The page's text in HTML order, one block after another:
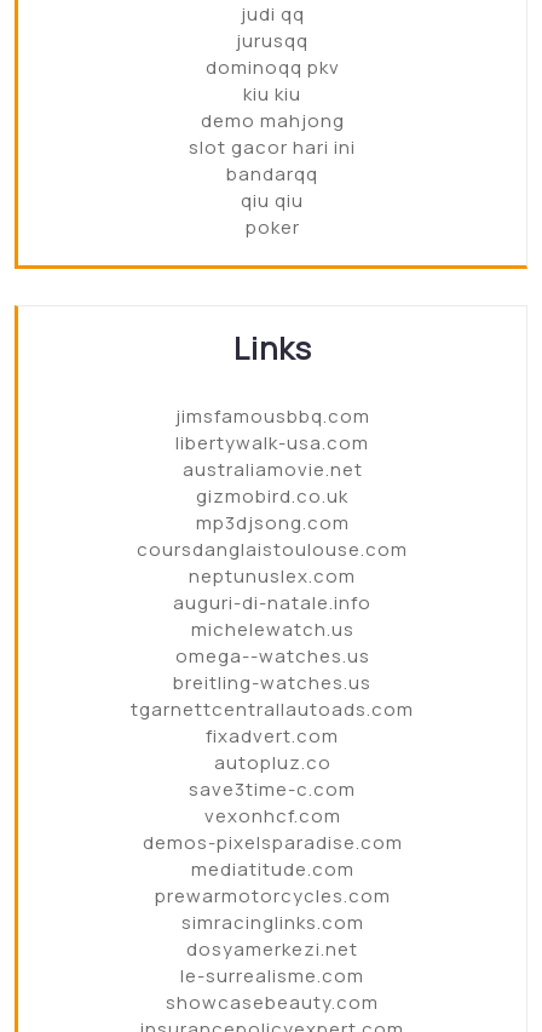
judi qq
jurusqq
dominoqq pkv
kiu kiu
demo mahjong
slot gacor hari ini
bandarqq
qiu qiu
poker
Links
jimsfamousbbq.com
libertywalk-usa.com
australiamovie.net
gizmobird.co.uk
mp3djsong.com
coursdanglaistoulouse.com
neptunuslex.com
auguri-di-natale.info
michelewatch.us
omega--watches.us
breitling-watches.us
tgarnettcentrallautoads.com
fixadvert.com
autopluz.co
save3time-c.com
vexonhcf.com
demos-pixelsparadise.com
mediatitude.com
prewarmotorcycles.com
simracinglinks.com
dosyamerkezi.net
le-surrealisme.com
showcasebeauty.com